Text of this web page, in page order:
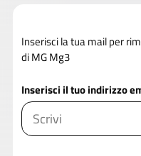
Inserisci la tua mail per
di MG Mg3
Inserisci il tuo indirizzo